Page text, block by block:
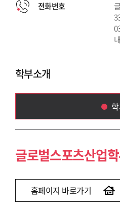
전화번호
학부소개
글로벌
투어리즘
글로벌스포츠산업
홈페이지 바로가기